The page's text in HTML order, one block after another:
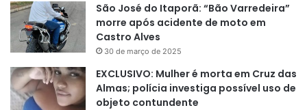
São José do Itaporã: “Bão Varredeira”
morre após acidente de moto em
Castro Alves
30 de março de 2025
EXCLUSIVO: Mulher é morta em Cruz das
Almas; polícia investiga possível uso de
objeto contundente